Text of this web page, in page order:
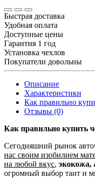
Быстрая доставка
Удобная оплата
Доступные цены
Гарантия 1 год
Установка чехлов
Покупатели довольны
Описание
Характеристики
Как правильно
Отзывы (0)
Как правильно купить
Сегодняшний рынок
нас своим изобилием
на любой вкус, экокожа,
огромный выбор таит и